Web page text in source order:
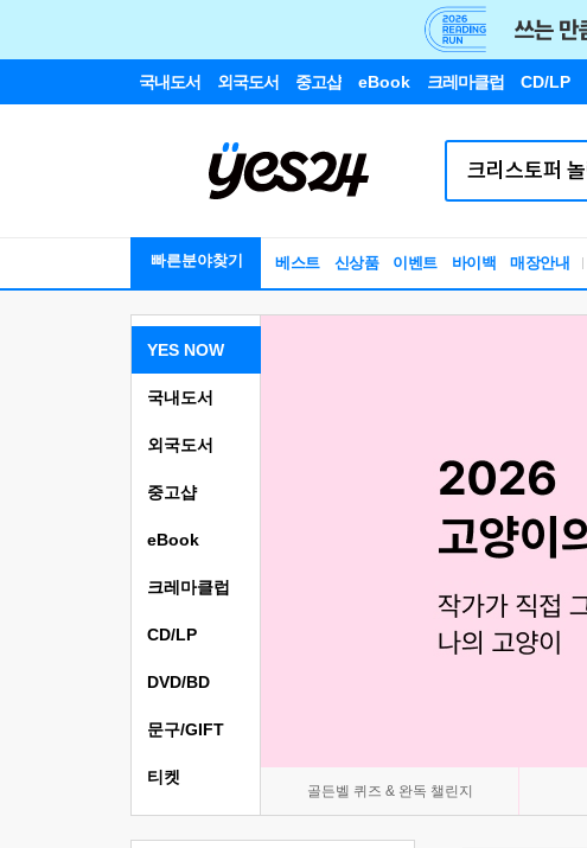
국내도서 외국도서 중고샵 eBook 크레마클럽 CD/LP
빠른분야찾기 베스트 신상품 이벤트 바이백 매장안내
YES NOW
골든벨 퀴즈 & 완독 챌린지
국내도서
외국도서
중고샵
eBook
크레마클럽
CD/LP
DVD/BD
문구/GIFT
티켓